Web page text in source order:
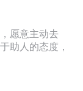
愿意主动去
助人的态度，